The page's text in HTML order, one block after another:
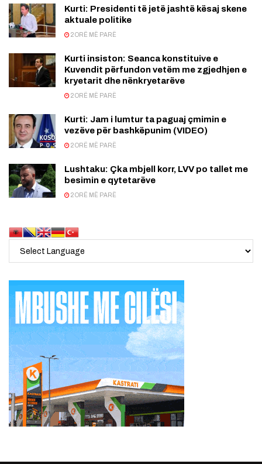
Kurti: Presidenti të jetë jashtë kësaj skene
aktuale politike
2 ORË MË PARË
Kurti insiston: Seanca konstituive e
Kuvendit përfundon vetëm me zgjedhjen e
kryetarit dhe nënkryetarëve
2 ORË MË PARË
Kurti: Jam i lumtur ta paguaj çmimin e
vezëve për bashkëpunim (VIDEO)
2 ORË MË PARË
Lushtaku: Çka mbjell korr, LVV po tallet me
besimin e qytetarëve
2 ORË MË PARË